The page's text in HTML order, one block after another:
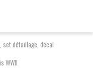
set détaillage, décal
WWII